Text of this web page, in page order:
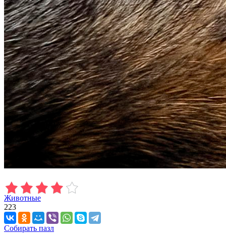
Животные
223
Собирать пазл